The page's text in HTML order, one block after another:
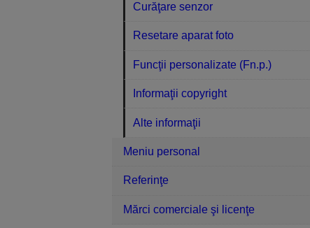
Curăţare senzor
Resetare aparat foto
Funcţii personalizate (Fn.p.)
Informaţii copyright
Alte informaţii
Meniu personal
Referinţe
Mărci comerciale şi licenţe